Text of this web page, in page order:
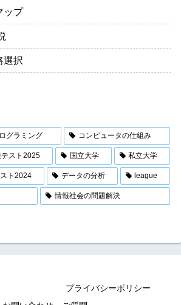
ップ
選択
グラミング コンピュータの仕組み
テスト2025 国立大学 私立大学
ト2024 データの分析 league
情報社会の問題解決
プライバシーポリシー